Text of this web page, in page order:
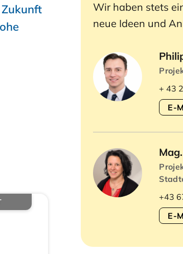
Wir haben stets
neue Ideen und
+ 43
E-
+43
E-